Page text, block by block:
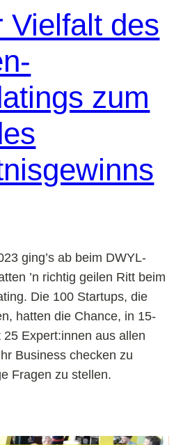
Vielfalt des
zum
ging’s ab beim DWYL-
’n richtig geilen Ritt beim
Die 100 Startups, die
hatten die Chance, in 15-
Expert:innen aus allen
Business checken zu
Fragen zu stellen.